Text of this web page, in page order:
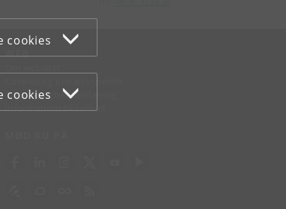
cookies
cookies
WEB
Tilgængelighedserklæring
Informationssikkerhed